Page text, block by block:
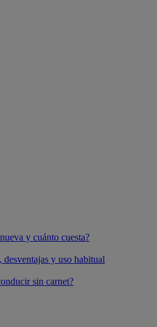
y cuánto cuesta?
y uso habitual
sin carnet?